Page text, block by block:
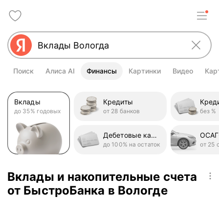
Поиск Алиса AI Финансы Картинки Видео
Вклады
до 35% годовых
Кредиты
от 28 банков
Дебетовые карты
до 100% на остаток
без %
от 25
Вклады и накопительные счета
от БыстроБанка в Вологде